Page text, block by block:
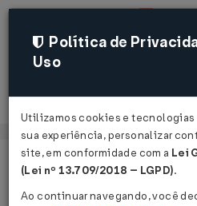
Página Inicial
Legislações
Política de
Uso
Utilizamos cookies e tecnologias
sua experiência, personalizar
site, em conformidade com a Lei
(Lei nº 13.709/2018 – LGPD).
Ao continuar navegando, você